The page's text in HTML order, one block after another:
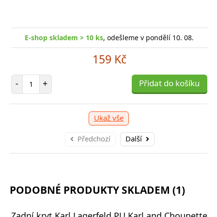
E-shop skladem > 10 ks, odešleme v pondělí 10. 08.
159 Kč
- Počet položek
+ Přidat do košíku
Ukaž vše
Předchozí Další
skladem > 10 ks , odešleme v pondělí 10. 08.
položek
+ Přidat do košíku -
159 Kč
PODOBNÉ PRODUKTY SKLADEM (1)